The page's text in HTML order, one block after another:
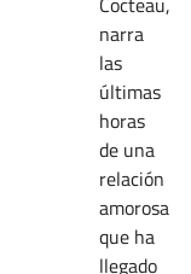
narra
las
últimas
horas
de una
relación
amorosa
que ha
llegado